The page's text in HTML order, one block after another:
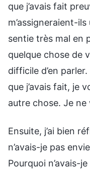
que j’avais fait
m’assigneraient-
sentie très mal en
quelque chose de
difficile d’en
que j’avais fait, je
autre chose. Je ne
Ensuite, j’ai bien
n’avais-je pas
Pourquoi n’avais-